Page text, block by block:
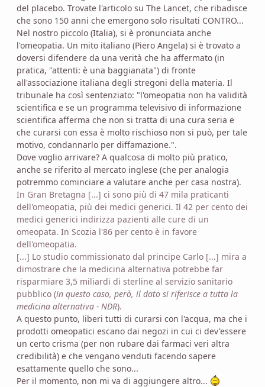
del placebo. Trovate l'articolo su The Lancet, che ribadisce
che sono 150 anni che emergono solo risultati CONTRO...
Nel nostro piccolo (Italia), si è pronunciata anche
l'omeopatia. Un mito italiano (Piero Angela) si è trovato a
doversi difendere da una verità che ha affermato (in
pratica, "attenti: è una baggianata") di fronte
all'associazione italiana degli stregoni della materia. Il
tribunale ha così sentenziato: "l'omeopatia non ha validità
scientifica e se un programma televisivo di informazione
scientifica afferma che non si tratta di una cura seria e
che curarsi con essa è molto rischioso non si può, per tale
motivo, condannarlo per diffamazione.".
Dove voglio arrivare? A qualcosa di molto più pratico,
anche se riferito al mercato inglese (che per analogia
potremmo cominciare a valutare anche per casa nostra).
In Gran Bretagna [...] ci sono più di 47 mila praticanti
dell'omeopatia, più dei medici generici. Il 42 per cento dei
medici generici indirizza pazienti alle cure di un
omeopata. In Scozia l'86 per cento è in favore
dell'omeopatia.
[...] Lo studio commissionato dal principe Carlo [...] mira a
dimostrare che la medicina alternativa potrebbe far
risparmiare 3,5 miliardi di sterline al servizio sanitario
pubblico (in questo caso, però, il dato si riferisce a tutta la
medicina alternativa - NDR).
A questo punto, liberi tutti di curarsi con l'acqua, ma che i
prodotti omeopatici escano dai negozi in cui ci dev'essere
un certo crisma (per non rubare dai farmaci veri altra
credibilità) e che vengano venduti facendo sapere
esattamente quello che sono...
Per il momento, non mi va di aggiungere altro...